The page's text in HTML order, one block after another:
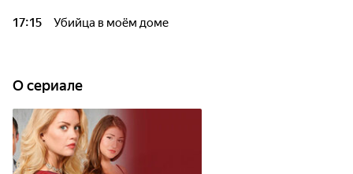
17:15 Убийца в моём доме
O сериале